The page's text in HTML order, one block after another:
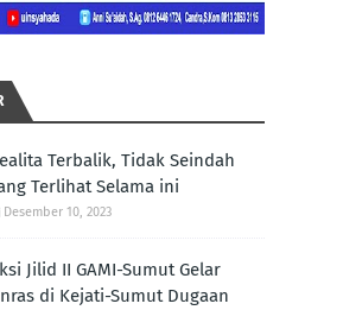
Terbalik, Tidak Seindah
Terlihat Selama ini
Desember 10, 2023
Jilid II GAMI-Sumut Gelar
di Kejati-Sumut Dugaan